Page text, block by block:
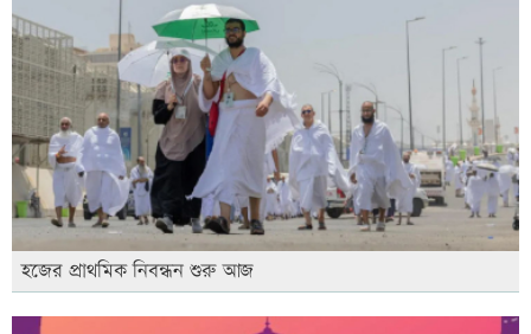
হজের প্রাথমিক নিবন্ধন শুরু আজ